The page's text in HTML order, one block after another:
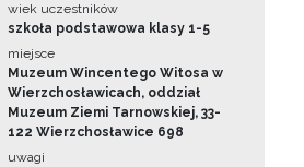
wiek uczestników
szkoła podstawowa klasy 1-5
miejsce
Muzeum Wincentego Witosa w
Wierzchosławicach, oddział
Muzeum Ziemi Tarnowskiej, 33-
122 Wierzchosławice 698
uwagi